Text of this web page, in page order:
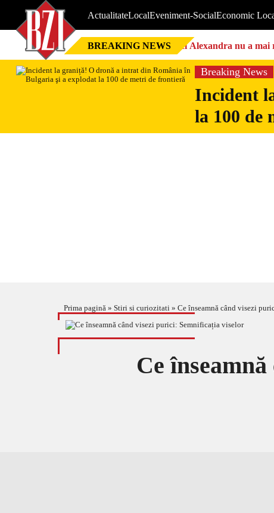
ActualitateLocalEveniment-SocialEconomic
BREAKING NEWS Nici Alexandra nu a
Breaking News
Incident
la 100 de
Prima pagină » Stiri si curiozitati » Ce înseamnă când visezi
Ce